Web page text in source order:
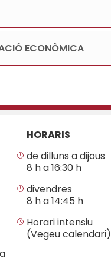
ECONÒMICA
HORARIS
de dilluns a dijous
8 h a 16:30 h
divendres
8 h a 14:45 h
Horari intensiu
(Vegeu calendari)